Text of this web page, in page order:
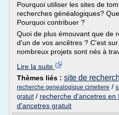
Pourquoi utiliser les sites de
recherches généalogiques?
Pourquoi contribuer ?
Quoi de plus émouvant que de
d'un de vos ancêtres ? C'est
nombreux projets sont nés à
Lire la suite
Thèmes liés : site de
recherche genealogique cimetiere /
gratuit/ recherche d'ancetres en
d'ancetres gratuit